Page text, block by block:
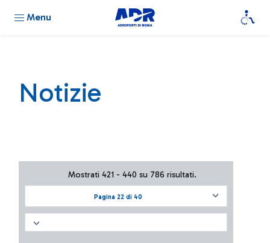
Menu
Notizie
Pagina 22 di 40
Mostrati 421 - 440 su 786 risultati.